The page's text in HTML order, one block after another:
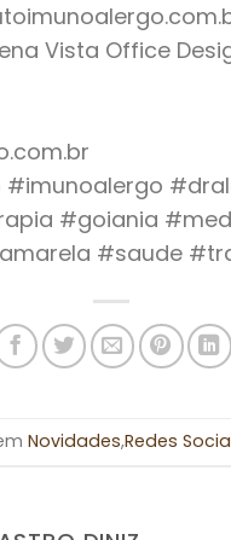
Vista Office
#goiania
#saude
Novidades,Redes